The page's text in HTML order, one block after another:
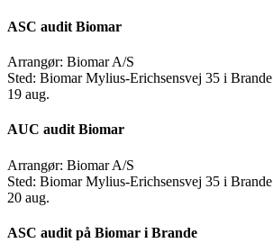
ASC audit Biomar
Arrangør: Biomar A/S
Sted: Biomar Mylius-Erichsensvej 35 i Brande
19 aug.
AUC audit Biomar
Arrangør: Biomar A/S
Sted: Biomar Mylius-Erichsensvej 35 i Brande
20 aug.
ASC audit på Biomar i Brande